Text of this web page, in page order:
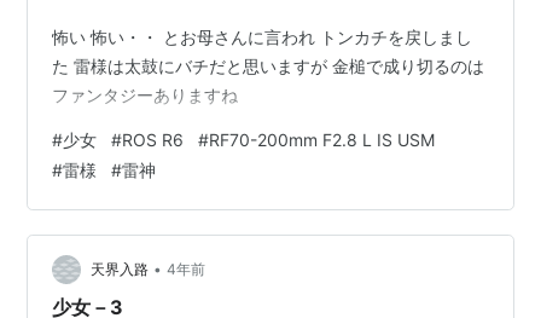
怖い 怖い・・ とお母さんに言われ トンカチを戻しまし
た 雷様は太鼓にバチだと思いますが 金槌で成り切るのは
ファンタジーありますね
#少女 #ROS R6 #RF70-200mm F2.8 L IS USM
#雷様 #雷神
天界入路 • 4年前
少女－3